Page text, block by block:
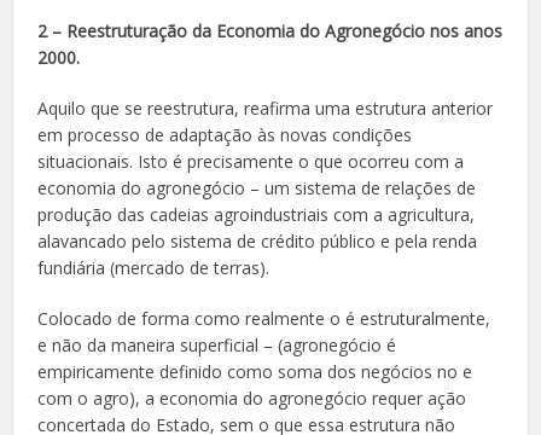
2 – Reestruturação da Economia do Agronegócio nos anos
2000.
Aquilo que se reestrutura, reafirma uma estrutura anterior
em processo de adaptação às novas condições
situacionais. Isto é precisamente o que ocorreu com a
economia do agronegócio – um sistema de relações de
produção das cadeias agroindustriais com a agricultura,
alavancado pelo sistema de crédito público e pela renda
fundiária (mercado de terras).
Colocado de forma como realmente o é estruturalmente,
e não da maneira superficial – (agronegócio é
empiricamente definido como soma dos negócios no e
com o agro), a economia do agronegócio requer ação
concertada do Estado, sem o que essa estrutura não